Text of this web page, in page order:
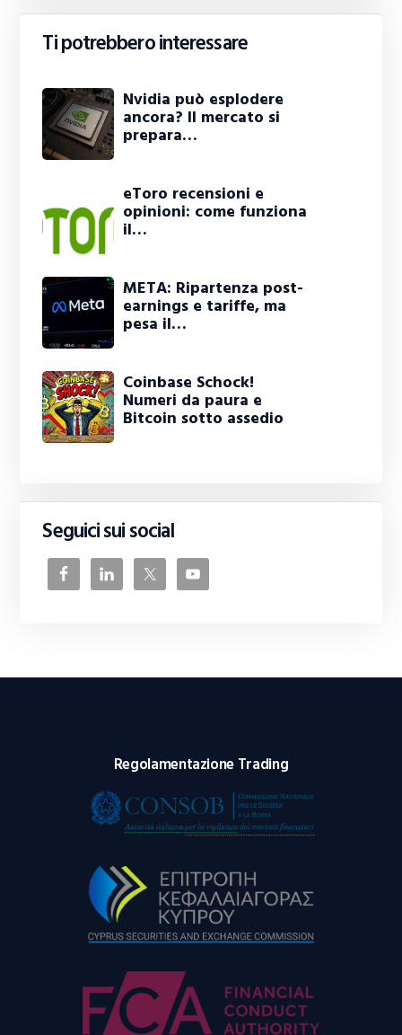
Ti potrebbero interessare
Nvidia può esplodere
ancora? Il mercato si
prepara…
eToro recensioni e
opinioni: come funziona
il…
META: Ripartenza post-
earnings e tariffe, ma
pesa il…
Coinbase Schock!
Numeri da paura e
Bitcoin sotto assedio
Seguici sui social
Regolamentazione Trading